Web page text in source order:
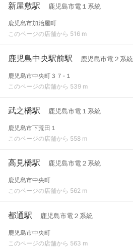
新屋敷駅 鹿児島市電１系統
鹿児島市加治屋町
このページの店舗から 516 m
鹿児島中央駅前駅 鹿児島市電２系統
鹿児島市中央町３７-１
このページの店舗から 539 m
武之橋駅 鹿児島市電１系統
鹿児島市下荒田１
このページの店舗から 558 m
高見橋駅 鹿児島市電２系統
鹿児島市中央町
このページの店舗から 562 m
都通駅 鹿児島市電２系統
鹿児島市中央町
このページの店舗から 563 m